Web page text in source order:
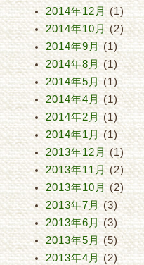
2014年12月(1)
2014年10月(2)
2014年9月 (1)
2014年8月 (1)
2014年5月 (1)
2014年4月 (1)
2014年2月 (1)
2014年1月 (1)
2013年12月(1)
2013年11月(2)
2013年10月(2)
2013年7月 (3)
2013年6月 (3)
2013年5月 (5)
2013年4月 (2)